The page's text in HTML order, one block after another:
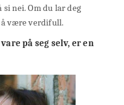
nei. Om du lar deg
være verdifull.
på seg selv, er en